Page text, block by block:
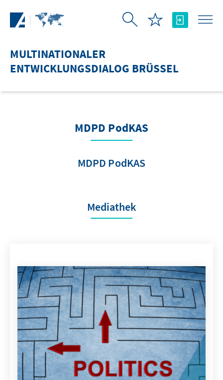
MULTINATIONALER
ENTWICKLUNGSDIALOG BRÜSSEL
MDPD PodKAS
MDPD PodKAS
Mediathek